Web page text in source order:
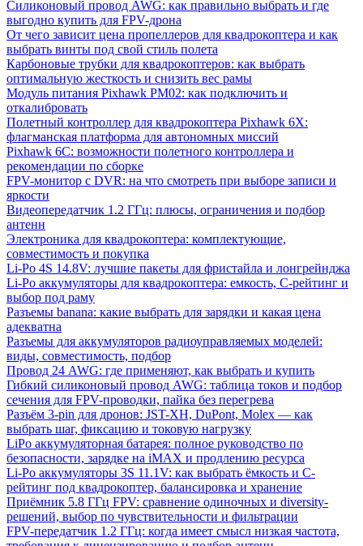
Силиконовый провод AWG: как правильно выбрать и где
выгодно купить для FPV-дрона
От чего зависит цена пропеллеров для квадрокоптера и как
выбрать винты под свой стиль полета
Карбоновые трубки для квадрокоптеров: как выбрать
оптимальную жесткость и снизить вес рамы
Модуль питания Pixhawk PM02: как подключить и
откалибровать
Полетный контроллер для квадрокоптера Pixhawk 6X:
флагманская платформа для автономных миссий
Pixhawk 6C: возможности полетного контроллера и
рекомендации по сборке
FPV-монитор с DVR: на что смотреть при выборе записи и
яркости
Видеопередатчик 1.2 ГГц: плюсы, ограничения и подбор
антенн
Электроника для квадрокоптера: комплектующие,
совместимость и покупка
Li-Po 4S 14.8V: лучшие пакеты для фристайла и лонгрейнджа
Li-Po аккумуляторы для квадрокоптера: емкость, C-рейтинг и
выбор под раму
Разъемы banana: какие выбрать для зарядки и какая цена
адекватна
Разъемы для аккумуляторов радиоуправляемых моделей:
виды, совместимость, подбор
Провод 24 AWG: где применяют, как выбрать и купить
Гибкий силиконовый провод AWG: таблица токов и подбор
сечения для FPV-проводки, пайка без перегрева
Разъём 3-pin для дронов: JST-XH, DuPont, Molex — как
выбрать шаг, фиксацию и токовую нагрузку
LiPo аккумуляторная батарея: полное руководство по
безопасности, зарядке на iMAX и продлению ресурса
Li-Po аккумуляторы 3S 11.1V: как выбрать ёмкость и C-
рейтинг под квадрокоптер, балансировка и хранение
Приёмник 5.8 ГГц FPV: сравнение одиночных и diversity-
решений, выбор по чувствительности и фильтрации
FPV-передатчик 1.2 ГГц: когда имеет смысл низкая частота,